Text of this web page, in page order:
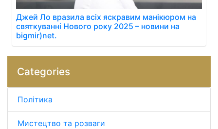
Джей Ло вразила всіх яскравим манікюром на
святкуванні Нового року 2025 – новини на
bigmir)net.
Categories
Політика
Мистецтво та розваги